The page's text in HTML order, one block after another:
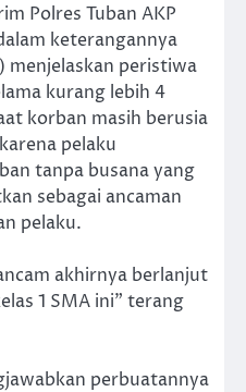
Polres Tuban AKP
keterangannya
menjelaskan peristiwa
kurang lebih 4
korban masih berusia
pelaku
tanpa busana yang
sebagai ancaman
pelaku.
akhirnya berlanjut
1 SMA ini” terang
perbuatannya